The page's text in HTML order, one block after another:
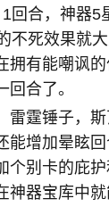
回合，神器5
不死效果就
拥有能嘲讽
合了。
雷霆锤子，斯
能增加晕眩
个别卡的庇
神器宝库中